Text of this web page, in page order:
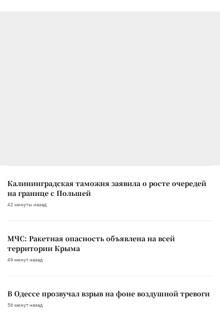
Калининградская таможня заявила о росте очередей
на границе с Польшей
42 минуты назад
МЧС: Ракетная опасность объявлена на всей
территории Крыма
49 минут назад
В Одессе прозвучал взрыв на фоне воздушной тревоги
56 минут назад